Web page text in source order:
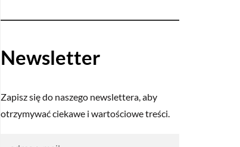
Newsletter
Zapisz się do naszego newslettera, aby
otrzymywać ciekawe i wartościowe treści.